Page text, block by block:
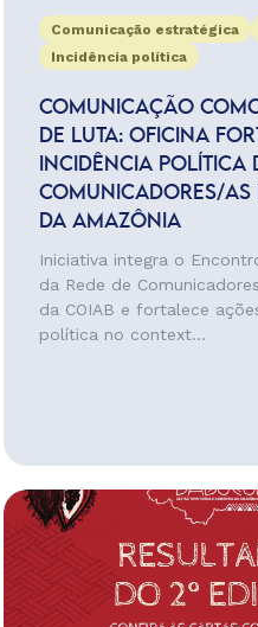
Comunicação estratégica
Incidência política
COMUNICAÇÃO
DE LUTA: OFICINA
INCIDÊNCIA POLÍTICA
COMUNICADORES/AS
DA AMAZÔNIA
Iniciativa integra o
da Rede de
da COIAB e fortalece
política no context...